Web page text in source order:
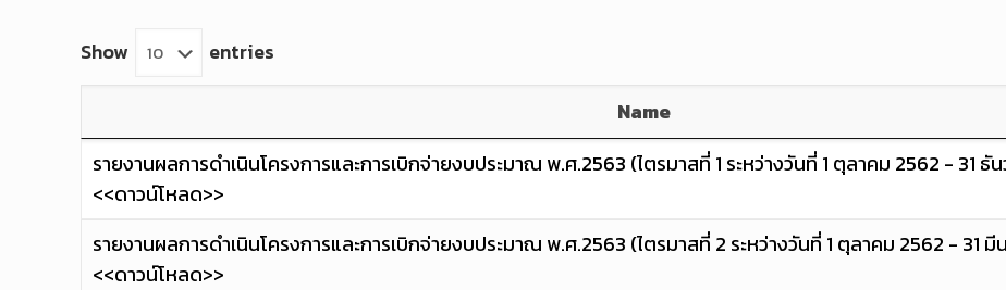
Show entries
Name
รายงานผลการดำเนินโครงการและการเบิกจ่ายงบประมาณ พ.ศ.2563 (ไตรมาสที่ 1 ระหว่างวันที่ 1 ตุลาคม 2562 - 31 ธั
<<ดาวน์โหลด>>
รายงานผลการดำเนินโครงการและการเบิกจ่ายงบประมาณ พ.ศ.2563 (ไตรมาสที่ 2 ระหว่างวันที่ 1 ตุลาคม 2562 - 31
<<ดาวน์โหลด>>